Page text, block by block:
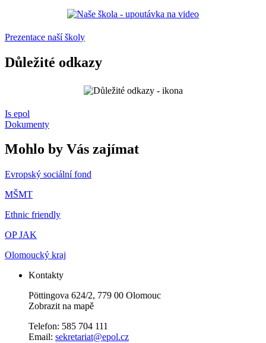
Prezentace naší školy
Důležité odkazy
Is epol
Dokumenty
Mohlo by Vás zajímat
Evropský sociální fond
MŠMT
Ethnic friendly
OP JAK
Olomoucký kraj
Kontakty
Pöttingova 624/2, 779 00 Olomouc
Zobrazit na mapě
Telefon: 585 704 111
Email: sekretariat@epol.cz